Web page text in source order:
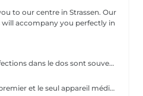
to our centre in Strassen. Our
accompany you perfectly in
Les boutons d'acné et imperfections dans le dos sont souvent présents chez les adolescents, jeunes adultes ou encore chez les personnes présentant des problèmes hormonaux. Leur apparition s'explique par le même phénomène que les imperfections du visage : une accumulation de sébum, peaux mortes, et une inflammation. HydraFacial est le seul traitement utilisant une technologie brevetée pour nettoyer, éliminer et hydrater. Les super sérums HydraFacial contiennent des ingrédients nutritifs pour une peau plus belle immédiatement. Le résultat : un nettoyage profond de la peau, une réhydratation, et une diminution des imperfections. Ce soin est composé d'un nettoyage, d'une exfoliation douce, d'une extraction et d'antioxydants.
L'appareil VelaShape II est le premier et le seul appareil médical qui a fait ses preuves en remodelage corps. Le VelaShape II est une technologie qui combine le palper-rouler à des radiofréquences et à de la lumière infrarouge. Le palper-rouler « casse » les capitons graisseux et stimule la circulation sanguine et le drainage lymphatique. Quant aux radiofréquences et à la lumière infrarouge, elles agissent dans les couches profondes de la peau, soit l'hypoderme et le derme où l'on retrouve les cellules adipeuses et les fibres de collagène. Les radiofréquences et la lumière infrarouge activent le métabolisme des cellules graisseuses pour en diminuer la grosseur tout en stimulant la contraction et la production des fibres de collagène. L'objectif est de chauffer les graisses afin de récupérer la fermeté et l'aspect lisse de la peau. Un ensemble de 10 séances rapprochées sont nécessaires pour atteindre un résultat optimal. Après cette phase il faut maintenir le résultat obtenu par des séances d'entretien tous les 2 mois. Nous vous proposons une séance de Velashape à partir de 60€ selon la zone à traiter. Contre-indications : porteurs de stimulateur cardiaque ou prothèse métallique, diabétiques, preneurs d'anti- coagulants, enceinte ou allaitante, maladies veineuses, infiltration, tumeur cancéreuse